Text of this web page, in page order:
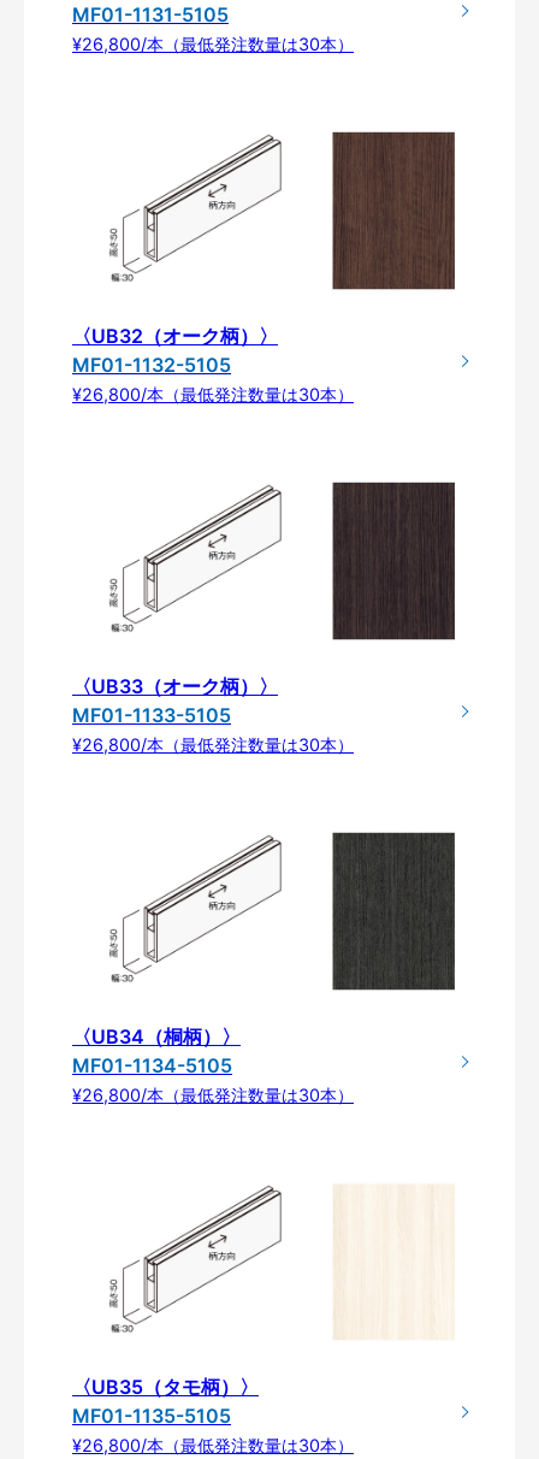
MF01-1131-5105
¥26,800/本（最低発注数量は30本）
〈UB32（オーク柄）〉
MF01-1132-5105
¥26,800/本（最低発注数量は30本）
〈UB33（オーク柄）〉
MF01-1133-5105
¥26,800/本（最低発注数量は30本）
〈UB34（桐柄）〉
MF01-1134-5105
¥26,800/本（最低発注数量は30本）
〈UB35（タモ柄）〉
MF01-1135-5105
¥26,800/本（最低発注数量は30本）